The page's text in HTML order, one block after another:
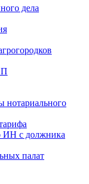
дела
нотариального
ИН с должника
палат